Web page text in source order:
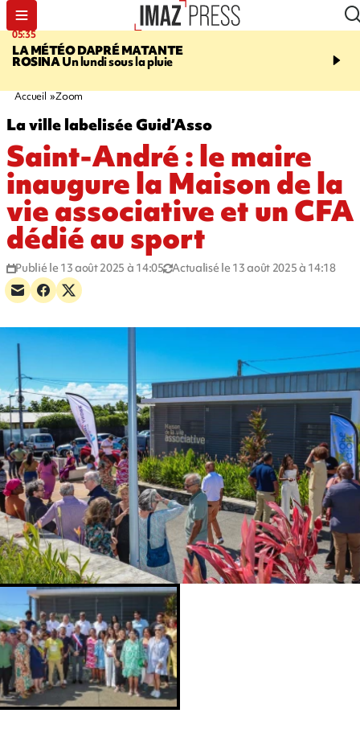
05:35
LA MÉTÉO DAPRÉ MATANTE
ROSINAUn lundi sous la pluie
07:47
ses deux enfants
Accueil Zoom
La ville labelisée Guid’Asso
Saint-André : le maire
inaugure la Maison de la
vie associative et un CFA
dédié au sport
Publié le 13 août 2025 à 14:05 Actualisé le 13 août 2025 à 14:18